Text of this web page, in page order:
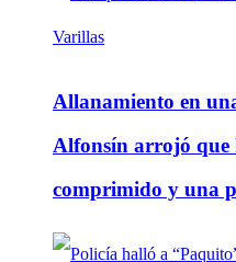
Allanamiento en
Alfonsín arrojó que
comprimido y una